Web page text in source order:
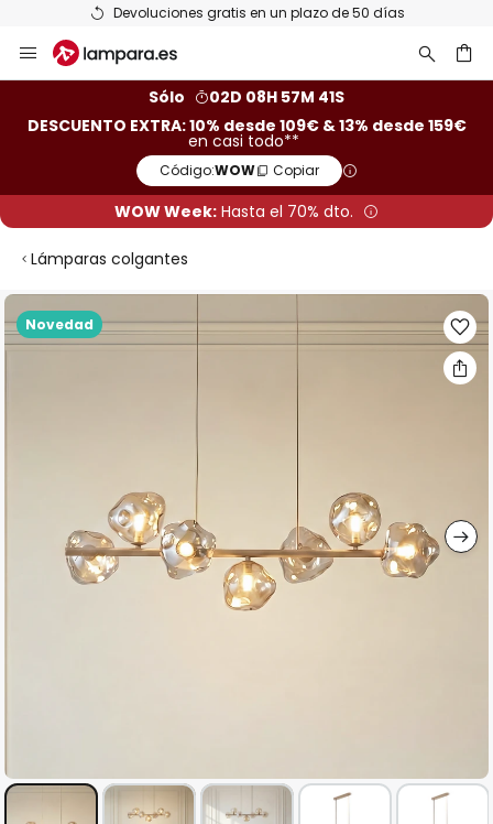
Devoluciones gratis en un plazo de 50 días
al
Sólo
02D 08H 57M 40S
DESCUENTO EXTRA: 10% desde 109€ & 13% desde 159€
en casi todo**
Código:WOW Copiar
WOW Week: Hasta el 70% dto.
Lámparas colgantes
Novedad
Saltar
al